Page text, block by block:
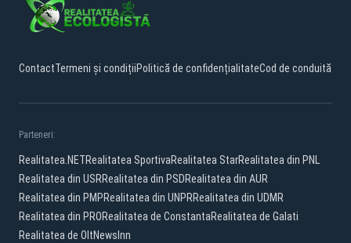
ContactTermeni și condițiiPolitică de confidențialitateCod de conduită
Parteneri:
Realitatea.NETRealitatea SportivaRealitatea StarRealitatea din PNL
Realitatea din USRRealitatea din PSDRealitatea din AUR
Realitatea din PMPRealitatea din UNPRRealitatea din UDMR
Realitatea din PRORealitatea de ConstantaRealitatea de Galati
Realitatea de OltNewsInn